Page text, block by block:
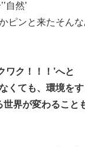
自然’
ピンと来たそん
ワク！！！’へと
くても、環境を
世界が変わること